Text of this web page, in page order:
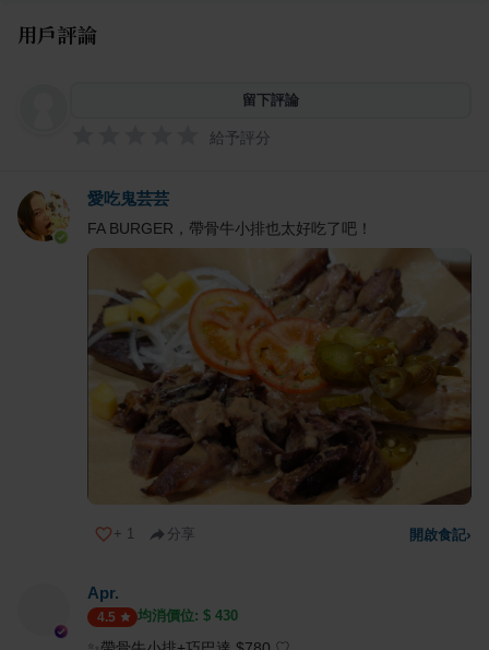
用戶評論
留下評論
給予評分
愛吃鬼芸芸
FA BURGER，帶骨牛小排也太好吃了吧！
+ 1 分享 開啟食記›
Apr.
4.5 均消價位: $ 430